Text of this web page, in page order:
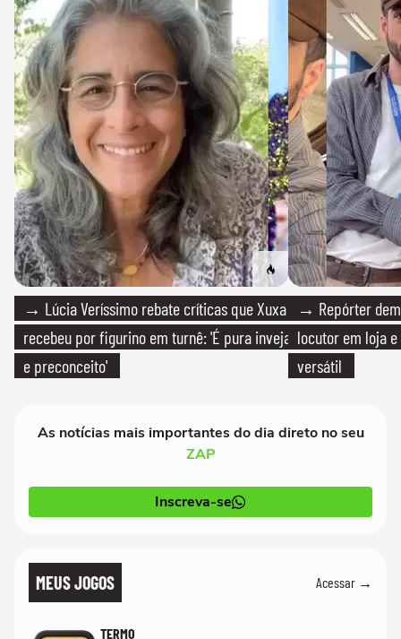
→ Lúcia Veríssimo rebate críticas que Xuxa
recebeu por figurino em turnê: 'É pura inveja
e preconceito'
→ Repórter
locutor em loja
versátil
As notícias mais importantes do dia direto no seu
ZAP
Inscreva-se
MEUS JOGOS Acessar →
TERMO